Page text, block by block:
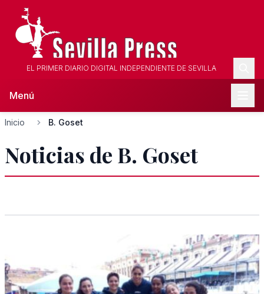
EL PRIMER DIARIO DIGITAL INDEPENDIENTE DE SEVILLA
Menú
Inicio B. Goset
Noticias de B. Goset